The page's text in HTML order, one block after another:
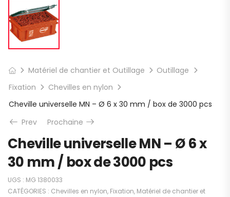
Matériel de chantier et Outillage
Outillage
Fixation
Chevilles en nylon
Cheville universelle MN – Ø 6 x 30 mm / box de 3000 pcs
Prev
Prochaine
Cheville universelle MN – Ø 6 x
30 mm / box de 3000 pcs
UGS : MG 1380033
CATÉGORIES : Chevilles en nylon, Fixation, Matériel de chantier et